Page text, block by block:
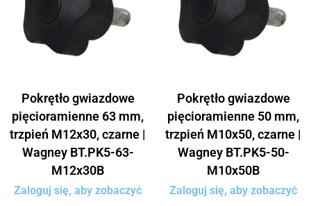
Pokrętło gwiazdowe
pięcioramienne 63 mm,
trzpień M12x30, czarne |
Wagney BT.PK5-63-
M12x30B
Zaloguj się, aby zobaczyć
Pokrętło gwiazdowe
pięcioramienne 50 mm,
trzpień M10x50, czarne |
Wagney BT.PK5-50-
M10x50B
Zaloguj się, aby zobaczyć